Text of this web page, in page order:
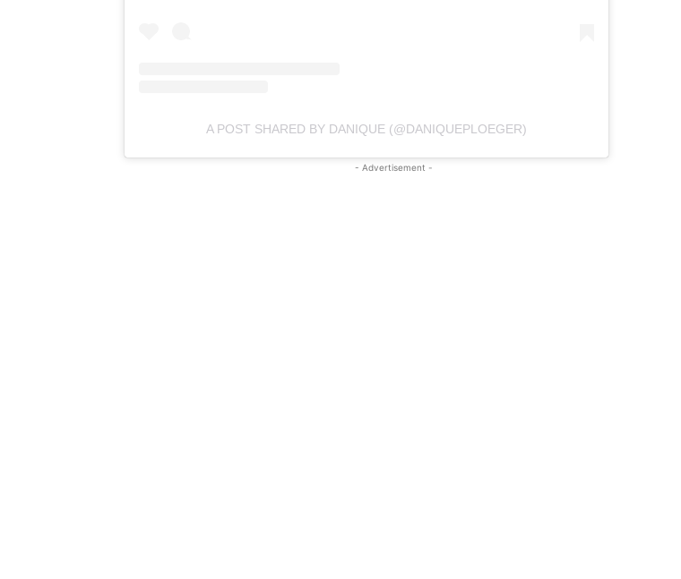
A POST SHARED BY DANIQUE (@DANIQUEPLOEGER)
- Advertisement -